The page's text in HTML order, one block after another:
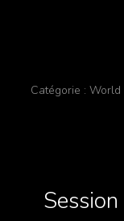
Catégorie : World